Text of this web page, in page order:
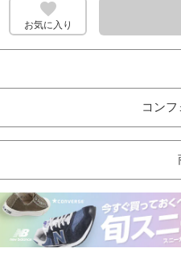
お気に入り
コン